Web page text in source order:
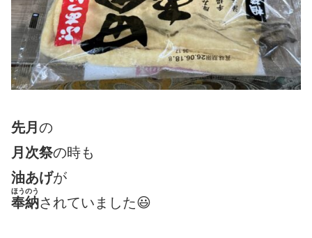
先月 の
月次祭の時も
油あげが
奉納
ほうのう
されていました😃